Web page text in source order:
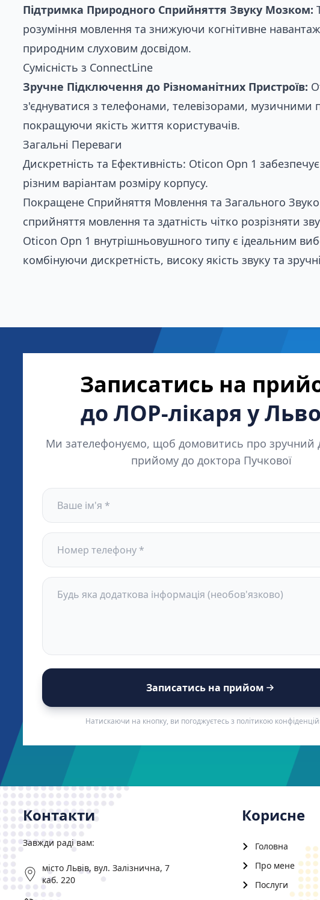
Підтримка Природного Сприйняття Звуку Мозком:
розуміння мовлення та знижуючи когнітивне
природним слуховим досвідом.
Сумісність з ConnectLine
Зручне Підключення до Різноманітних Пристроїв:
з'єднуватися з телефонами, телевізорами,
покращуючи якість життя користувачів.
Загальні Переваги
Дискретність та Ефективність: Oticon Opn 1
різним варіантам розміру корпусу.
Покращене Сприйняття Мовлення та Загального
сприйняття мовлення та здатність чітко розрізняти
Oticon Opn 1 внутрішньовушного типу є ідеальним
комбінуючи дискретність, високу якість звуку та
Записатись на
до ЛОР-лікаря у
Ми зателефонуємо, щоб домовитись про зручний
прийому до доктора Пучкової
Записатись на прийом
Натискаючи на кнопку, ви погоджуєтесь з політикою
Контакти
Завжди раді вам:
місто Львів, вул. Залізнична, 7
каб. 220
Корисне
Головна
Про мене
Послуги